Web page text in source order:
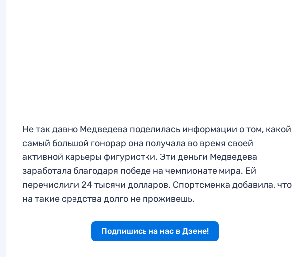
Не так давно Медведева поделилась информации о том, какой
самый большой гонорар она получала во время своей
активной карьеры фигуристки. Эти деньги Медведева
заработала благодаря победе на чемпионате мира. Ей
перечислили 24 тысячи долларов. Спортсменка добавила, что
на такие средства долго не проживешь.
Подпишись на нас в Дзене!